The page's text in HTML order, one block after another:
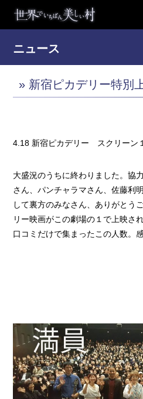
ニュース
» 新宿ピカデリー特別
4.18 新宿ピカデリー スクリーン
大盛況のうちに終わりました。協
さん、パンチャラマさん、佐藤利
して裏方のみなさん、ありがとう
リー映画がこの劇場の１で上映さ
口コミだけで集まったこの人数。